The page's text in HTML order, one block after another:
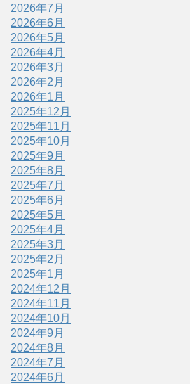
2026年7月
2026年6月
2026年5月
2026年4月
2026年3月
2026年2月
2026年1月
2025年12月
2025年11月
2025年10月
2025年9月
2025年8月
2025年7月
2025年6月
2025年5月
2025年4月
2025年3月
2025年2月
2025年1月
2024年12月
2024年11月
2024年10月
2024年9月
2024年8月
2024年7月
2024年6月